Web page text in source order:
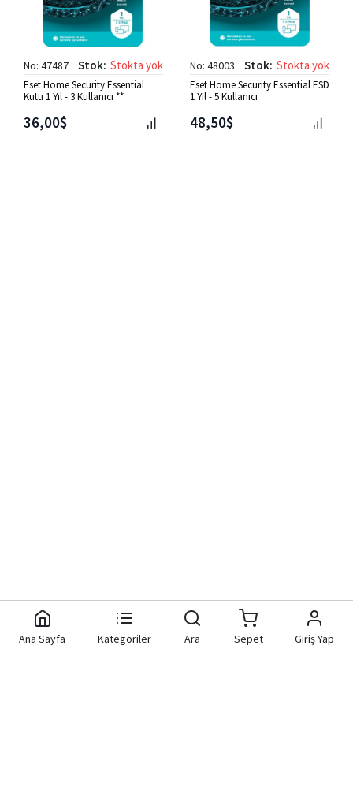
No: 47487 Stok: Stokta yok
Eset Home Security Essential
Kutu 1 Yıl - 3 Kullanıcı **
36,00$
No: 48003 Stok: Stokta yok
Eset Home Security Essential ESD
1 Yıl - 5 Kullanıcı
48,50$
Ana Sayfa Kategoriler Ara Sepet Giriş Yap